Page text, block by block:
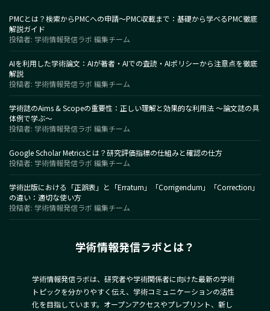
PMCとは？検索からPMCへの申請～PMC収載まで：基礎から学べるPMC徹底
解説ガイド
投稿者: 学術情報発信ラボ 編集チーム
AIを利用した学術論文：AIが著者・AIでの査読・AIポリシーから注意点を徹底
解説
投稿者: 学術情報発信ラボ 編集チーム
学術誌のAims & Scopeの重要性：正しい理解と効果的な利用法 〜論文誌の具
体例で学ぶ〜
投稿者: 学術情報発信ラボ 編集チーム
Google Scholar Metricsとは？研究評価指標の仕組みと確認の仕方
投稿者: 学術情報発信ラボ 編集チーム
学術出版における「正誤表」と「Erratum」「Corrigendum」「Correction」
の違い：適切な使い方
投稿者: 学術情報発信ラボ 編集チーム
学術情報発信ラボとは？
学術情報発信ラボは、研究者や学術関係者に向けた最新の学術
トピックを分かりやすく伝え、学術コミュニケーションの活性
化を目指しています。オープンアクセスやプレプリント、新し